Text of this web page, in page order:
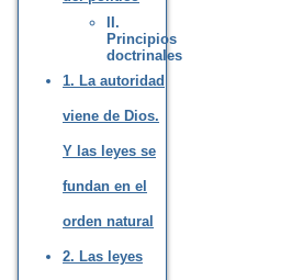
II.
Principios
doctrinales
1. La autoridad
viene de Dios.
Y las leyes se
fundan en el
orden natural
2. Las leyes